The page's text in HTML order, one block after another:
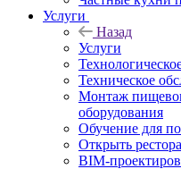
Услуги
Назад
Услуги
Техническое
Монтаж
оборудования
Обучение для
Открыть
BIM-